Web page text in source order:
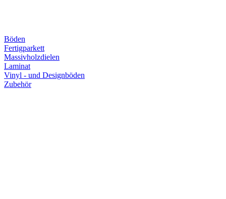
Böden
Fertigparkett
Massivholzdielen
Laminat
Vinyl - und Designböden
Zubehör